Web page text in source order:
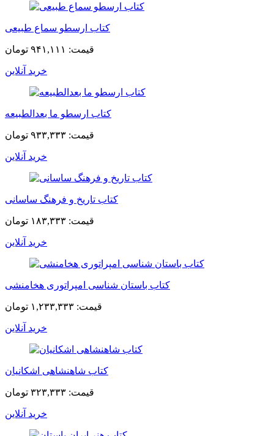
کتاب ارسطو سماع طبیعی
قیمت: ۹۴۱,۱۱۱ تومان
خرید آنلاین
کتاب ارسطو ما بعدالطبیعه
قیمت: ۹۳۳,۳۳۳ تومان
خرید آنلاین
کتاب تاریخ و فرهنگ ساسانی
قیمت: ۱۸۳,۳۳۳ تومان
خرید آنلاین
کتاب باستان شناسی امپراتوری هخامنشی
قیمت: ۱,۲۳۳,۳۳۳ تومان
خرید آنلاین
کتاب شاهنشاهی اشکانیان
قیمت: ۳۲۳,۳۳۳ تومان
خرید آنلاین